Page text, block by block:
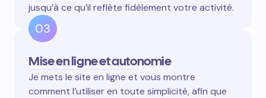
jusqu’à ce qu’il reflète fidèlement votre activité.
03
Mise en ligne et autonomie
Je mets le site en ligne et vous montre
comment l’utiliser en toute simplicité, afin que